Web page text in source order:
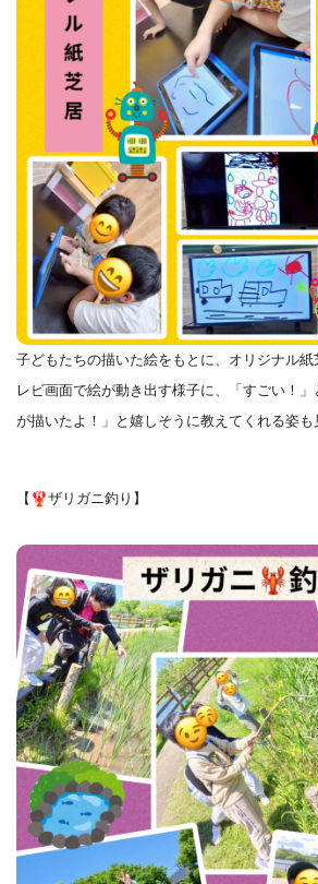
子どもたちの描いた絵をもとに、オリジナル紙
レビ画面で絵が動き出す様子に、「すごい！」
が描いたよ！」と嬉しそうに教えてくれる姿も
【 ザリガニ釣り】